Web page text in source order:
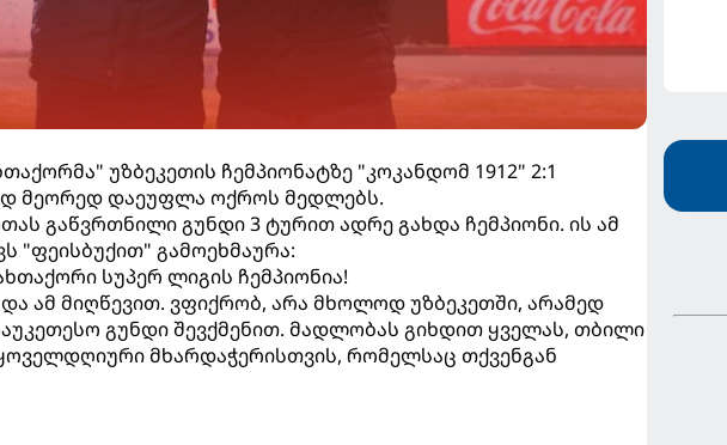
უზბეკეთის ჩემპიონატზე "კოკანდომ 1912" 2:1
მეორედ დაეუფლა ოქროს მედლებს.
გაწვრთნილი გუნდი 3 ტურით ადრე გახდა ჩემპიონი. ის ამ
"ფეისბუქით" გამოეხმაურა:
სუპერ ლიგის ჩემპიონია!
ამ მიღწევით. ვფიქრობ, არა მხოლოდ უზბეკეთში, არამედ
გუნდი შევქმენით. მადლობას გიხდით ყველას, თბილი
მხარდაჭერისთვის, რომელსაც თქვენგან